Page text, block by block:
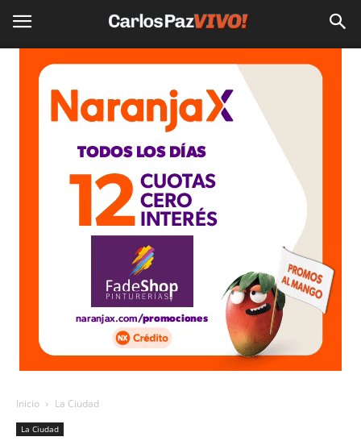
Inicio La Ciudad
La Ciudad